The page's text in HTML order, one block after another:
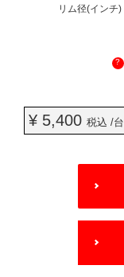
リム径(インチ)
?
¥ 5,400 税込 /台
OPTIONS